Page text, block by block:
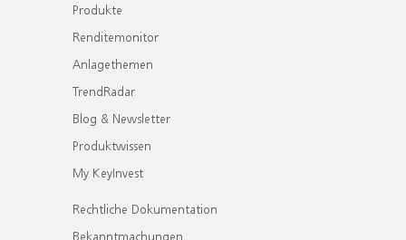
Produkte
Renditemonitor
Anlagethemen
TrendRadar
Blog & Newsletter
Produktwissen
My KeyInvest
Rechtliche Dokumentation
Bekanntmachungen